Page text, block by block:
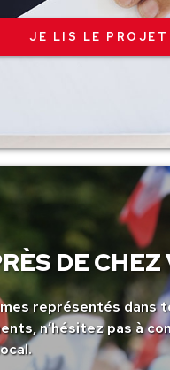
JE LIS LE PROJET
DE CHEZ
représentés dans
n’hésitez pas à